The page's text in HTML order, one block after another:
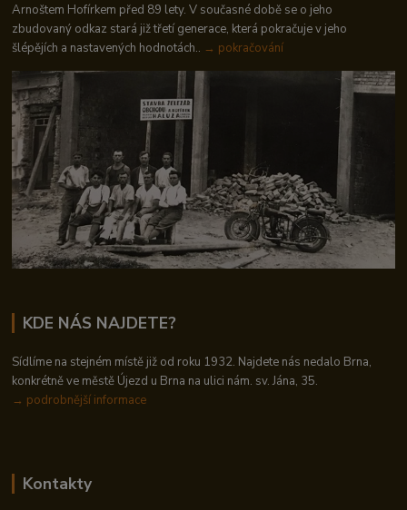
Arnoštem Hofírkem před 89 lety. V současné době se o jeho
zbudovaný odkaz stará již třetí generace, která pokračuje v jeho
šlépějích a nastavených hodnotách.. → pokračování
KDE NÁS NAJDETE?
Sídlíme na stejném místě již od roku 1932. Najdete nás nedalo Brna,
konkrétně ve městě Újezd u Brna na ulici nám. sv. Jána, 35.
→ podrobnější informace
Kontakty